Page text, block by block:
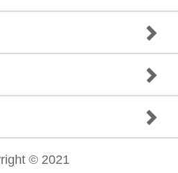
© 2021